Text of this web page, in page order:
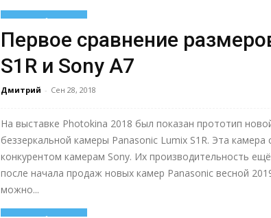
Узнать больше
Первое сравнение
S1R и Sony A7
Дмитрий - Сен 28, 2018
На выставке Photokina 2018 был показан прототип
беззеркальной камеры Panasonic Lumix S1R. Эта
конкурентом камерам Sony. Их производительность
после начала продаж новых камер Panasonic весной
можно...